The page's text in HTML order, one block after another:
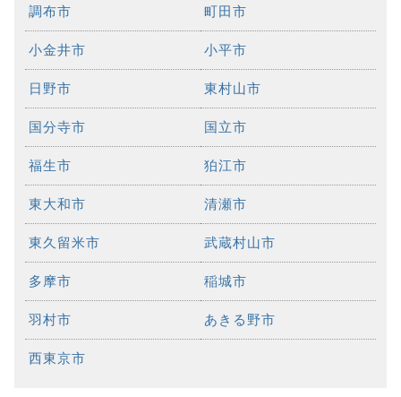
調布市 町田市
小金井市 小平市
日野市 東村山市
国分寺市 国立市
福生市 狛江市
東大和市 清瀬市
東久留米市 武蔵村山市
多摩市 稲城市
羽村市 あきる野市
西東京市